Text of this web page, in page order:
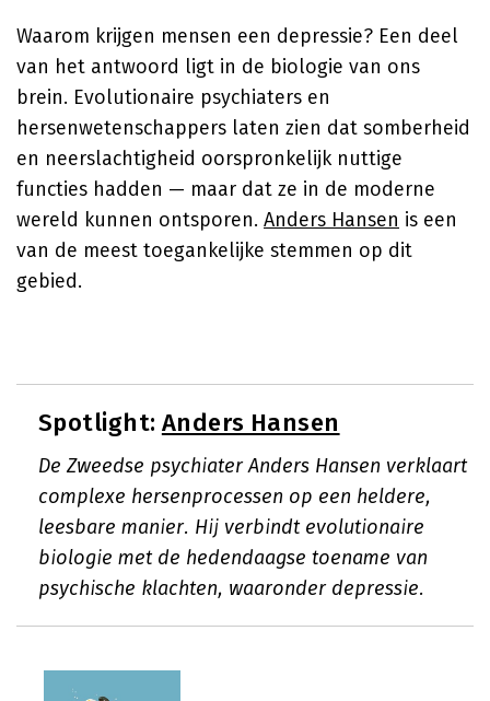
Waarom krijgen mensen een depressie? Een deel
van het antwoord ligt in de biologie van ons
brein. Evolutionaire psychiaters en
hersenwetenschappers laten zien dat somberheid
en neerslachtigheid oorspronkelijk nuttige
functies hadden — maar dat ze in de moderne
wereld kunnen ontsporen. Anders Hansen is een
van de meest toegankelijke stemmen op dit
gebied.
Spotlight: Anders Hansen
De Zweedse psychiater Anders Hansen verklaart
complexe hersenprocessen op een heldere,
leesbare manier. Hij verbindt evolutionaire
biologie met de hedendaagse toename van
psychische klachten, waaronder depressie.